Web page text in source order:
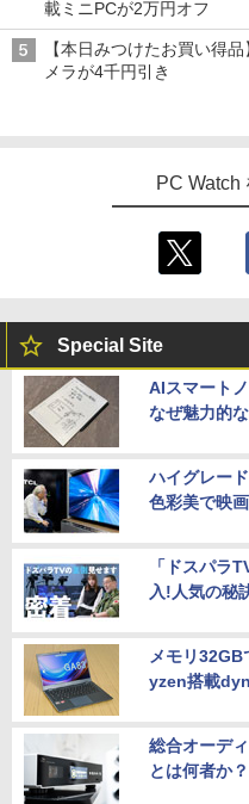
載ミニPCが2万円オフ
【本日みつけたお買い得
メラが4千円引き
PC Watch
Special Site
AIスマート
なぜ魅力的
ハイグレー
色彩美で映
「ドスパラ
入!人気の秘
メモリ32GB
yzen搭載
総合オーデ
とは何者か？